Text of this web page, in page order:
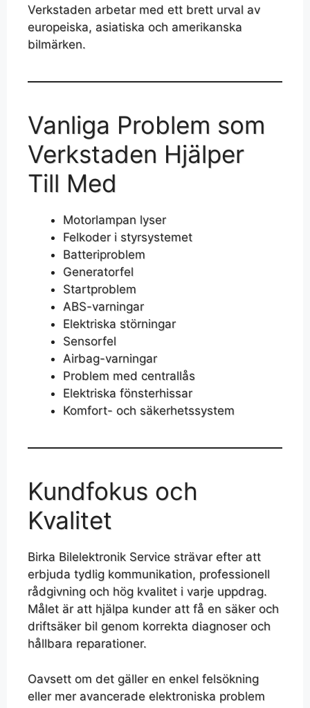
Verkstaden arbetar med ett brett urval av
europeiska, asiatiska och amerikanska
bilmärken.
Vanliga Problem som
Verkstaden Hjälper
Till Med
Motorlampan lyser
Felkoder i styrsystemet
Batteriproblem
Generatorfel
Startproblem
ABS-varningar
Elektriska störningar
Sensorfel
Airbag-varningar
Problem med centrallås
Elektriska fönsterhissar
Komfort- och säkerhetssystem
Kundfokus och
Kvalitet
Birka Bilelektronik Service strävar efter att
erbjuda tydlig kommunikation, professionell
rådgivning och hög kvalitet i varje uppdrag.
Målet är att hjälpa kunder att få en säker och
driftsäker bil genom korrekta diagnoser och
hållbara reparationer.
Oavsett om det gäller en enkel felsökning
eller mer avancerade elektroniska problem